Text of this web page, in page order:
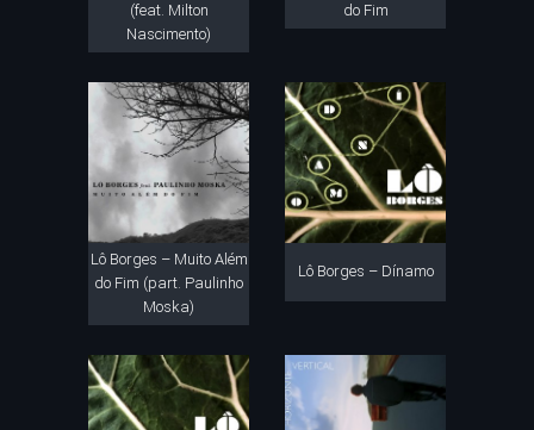
(feat. Milton
Nascimento)
do Fim
Lô Borges – Muito Além
do Fim (part. Paulinho
Moska)
Lô Borges – Dínamo